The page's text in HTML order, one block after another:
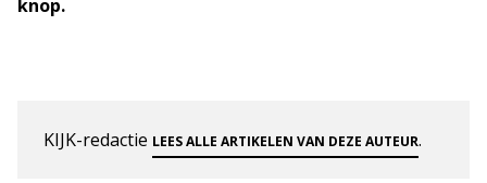
knop.
KIJK-redactie LEES ALLE ARTIKELEN VAN DEZE AUTEUR.